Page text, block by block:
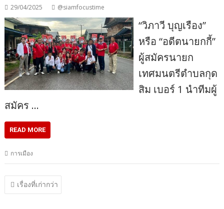
29/04/2025 @siamfocustime
“วิภาวี บุญเรือง”
หรือ “อดีตนายกกี้”
ผู้สมัครนายก
เทศมนตรีตำบลกุด
สิม เบอร์ 1 นำทีมผู้
สมัคร …
READ MORE
การเมือง
แนะแนว
เรื่อง
เรื่องที่เก่ากว่า